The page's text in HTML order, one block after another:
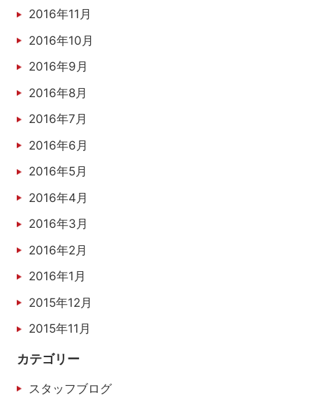
2016年11月
2016年10月
2016年9月
2016年8月
2016年7月
2016年6月
2016年5月
2016年4月
2016年3月
2016年2月
2016年1月
2015年12月
2015年11月
カテゴリー
スタッフブログ